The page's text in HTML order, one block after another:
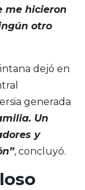
me hicieron
otro
dejó en
generada
Un
y
, concluyó.